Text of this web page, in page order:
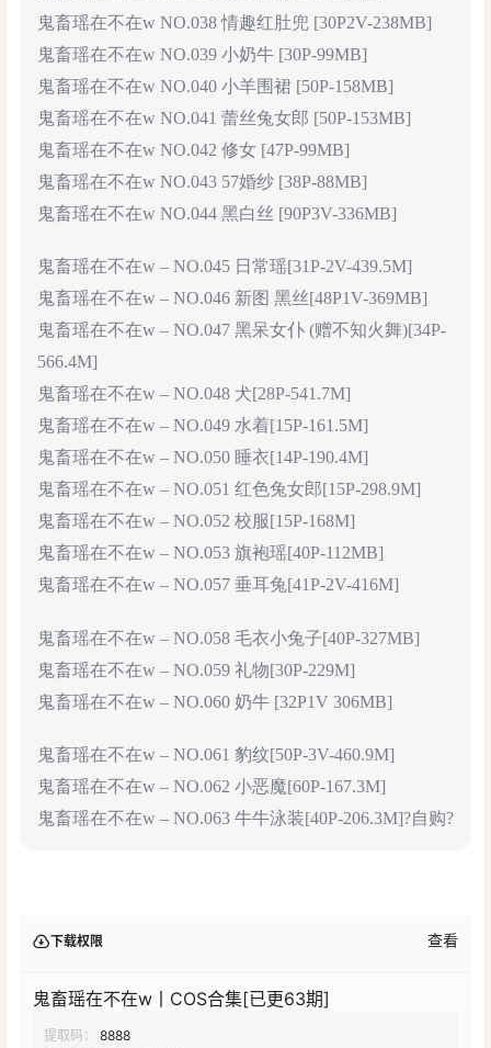
鬼畜瑶在不在w NO.038 情趣红肚兜 [30P2V-238MB]
鬼畜瑶在不在w NO.039 小奶牛 [30P-99MB]
鬼畜瑶在不在w NO.040 小羊围裙 [50P-158MB]
鬼畜瑶在不在w NO.041 蕾丝兔女郎 [50P-153MB]
鬼畜瑶在不在w NO.042 修女 [47P-99MB]
鬼畜瑶在不在w NO.043 57婚纱 [38P-88MB]
鬼畜瑶在不在w NO.044 黑白丝 [90P3V-336MB]
鬼畜瑶在不在w – NO.045 日常瑶[31P-2V-439.5M]
鬼畜瑶在不在w – NO.046 新图 黑丝[48P1V-369MB]
鬼畜瑶在不在w – NO.047 黑呆女仆 (赠不知火舞)[34P-
566.4M]
鬼畜瑶在不在w – NO.048 犬[28P-541.7M]
鬼畜瑶在不在w – NO.049 水着[15P-161.5M]
鬼畜瑶在不在w – NO.050 睡衣[14P-190.4M]
鬼畜瑶在不在w – NO.051 红色兔女郎[15P-298.9M]
鬼畜瑶在不在w – NO.052 校服[15P-168M]
鬼畜瑶在不在w – NO.053 旗袍瑶[40P-112MB]
鬼畜瑶在不在w – NO.057 垂耳兔[41P-2V-416M]
鬼畜瑶在不在w – NO.058 毛衣小兔子[40P-327MB]
鬼畜瑶在不在w – NO.059 礼物[30P-229M]
鬼畜瑶在不在w – NO.060 奶牛 [32P1V 306MB]
鬼畜瑶在不在w – NO.061 豹纹[50P-3V-460.9M]
鬼畜瑶在不在w – NO.062 小恶魔[60P-167.3M]
鬼畜瑶在不在w – NO.063 牛牛泳装[40P-206.3M]?自购?
下载权限 查看
鬼畜瑶在不在w丨COS合集[已更63期]
提取码：
8888